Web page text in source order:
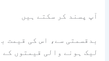
آپ پسند کر سکتے ہیں
لیک ہونے والی قیمتوں